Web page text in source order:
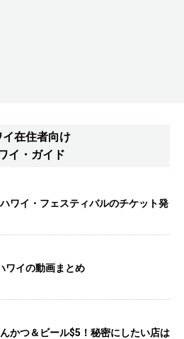
イ在住者向け
イ・ガイド
ワイ・フェスティバルのチケット発
ワイの動画まとめ
かつ＆ビール$5！秘密にしたい店は